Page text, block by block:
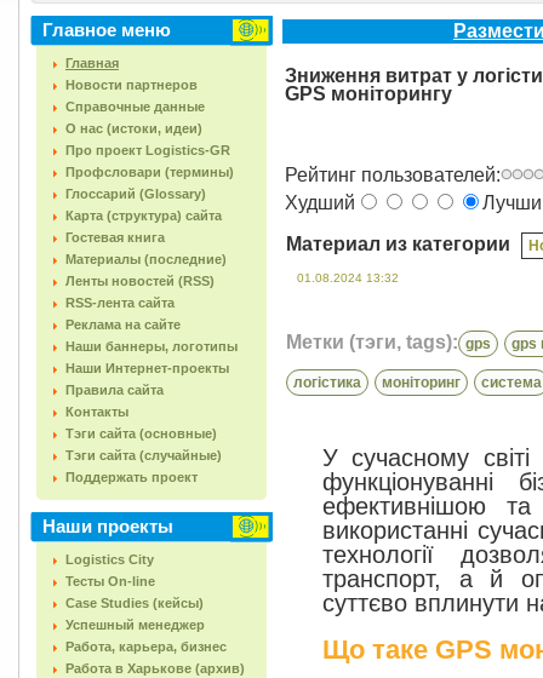
Главное меню
Главная
Новости партнеров
Справочные данные
О нас (истоки, идеи)
Про проект Logistics-GR
Профсловари (термины)
Глоссарий (Glossary)
Карта (структура) сайта
Гостевая книга
Материалы (последние)
Ленты новостей (RSS)
RSS-лента сайта
Реклама на сайте
Наши баннеры, логотипы
Наши Интернет-проекты
Правила сайта
Контакты
Тэги сайта (основные)
Тэги сайта (случайные)
Поддержать проект
Наши проекты
Logistics City
Тесты On-line
Case Studies (кейсы)
Успешный менеджер
Работа, карьера, бизнес
Работа в Харькове (архив)
Зниження витрат у
GPS моніторингу
Рейтинг пользователей:
Худший
Материал из категории
01.08.2024 13:32
Метки (тэги, tags): gps gps
логістика моніторинг система
У сучасному
функціонуванні
ефективнішою
використанні
технології
транспорт, а й
суттєво вплинути
Що таке GPS